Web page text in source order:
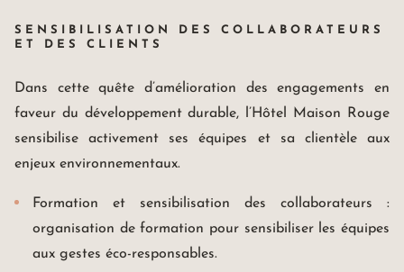
SENSIBILISATION DES COLLABORATEURS
ET DES CLIENTS
Dans cette quête d’amélioration des engagements en
faveur du développement durable, l’Hôtel Maison Rouge
sensibilise activement ses équipes et sa clientèle aux
enjeux environnementaux.
Formation et sensibilisation des collaborateurs :
organisation de formation pour sensibiliser les équipes
aux gestes éco-responsables.